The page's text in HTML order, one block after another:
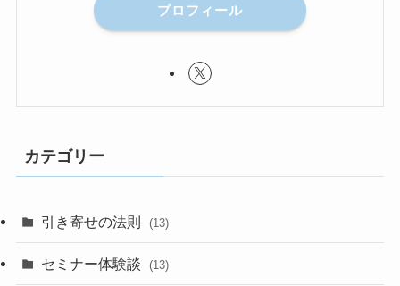
プロフィール
カテゴリー
引き寄せの法則 (13)
セミナー体験談 (13)